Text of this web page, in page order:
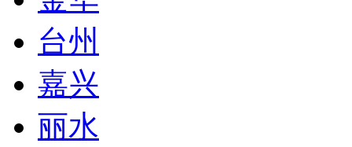
台州
嘉兴
丽水